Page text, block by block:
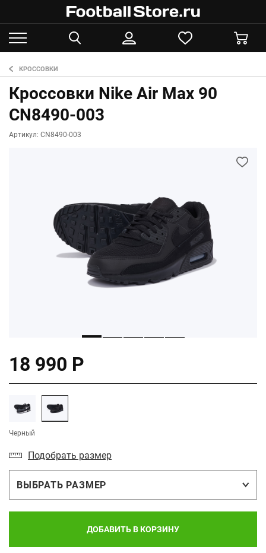
КРОССОВКИ
Кроссовки Nike Air Max 90
CN8490-003
Артикул: CN8490-003
18 990 Р
Черный
Подобрать размер
ВЫБРАТЬ РАЗМЕР
ДОБАВИТЬ В КОРЗИНУ